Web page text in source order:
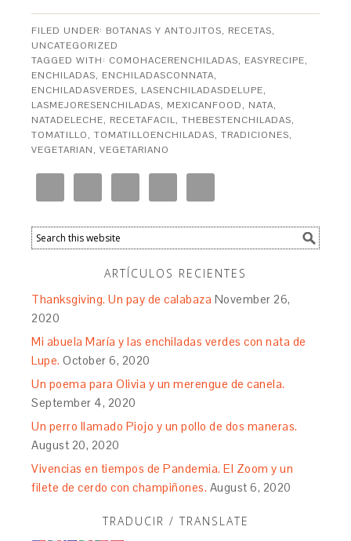
FILED UNDER: BOTANAS Y ANTOJITOS, RECETAS,
UNCATEGORIZED
TAGGED WITH: COMOHACERENCHILADAS, EASYRECIPE,
ENCHILADAS, ENCHILADASCONNATA,
ENCHILADASVERDES, LASENCHILADASDELUPE,
LASMEJORESENCHILADAS, MEXICANFOOD, NATA,
NATADELECHE, RECETAFACIL,THEBESTENCHILADAS,
TOMATILLO,TOMATILLOENCHILADAS,TRADICIONES,
VEGETARIAN,VEGETARIANO
ARTÍCULOS RECIENTES
Thanksgiving. Un pay de calabaza November 26,
2020
Mi abuela María y las enchiladas verdes con nata de
Lupe. October 6, 2020
Un poema para Olivia y un merengue de canela.
September 4, 2020
Un perro llamado Piojo y un pollo de dos maneras.
August 20, 2020
Vivencias en tiempos de Pandemia. El Zoom y un
filete de cerdo con champiñones. August 6, 2020
TRADUCIR / TRANSLATE